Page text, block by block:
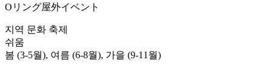
Oリング屋外イベント
지역 문화 축제
쉬움
봄 (3-5월), 여름 (6-8월), 가을 (9-11월)